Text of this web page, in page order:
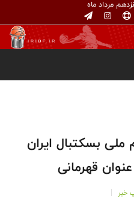
مرداد ماه
بسکتبال ایران
قهرمانی
خبر